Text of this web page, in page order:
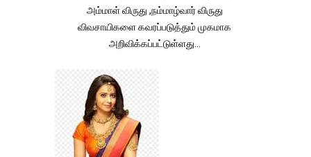
அம்மாள் விருது ,நம்மாழ்வார் விருது
விவசாயிகளை கவரப்படுத்தும் முகமாக
அறிவிக்கப்பட்டுள்ளது...